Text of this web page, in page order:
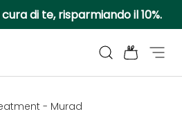
di te, risparmiando il 10%.
Cerca Borsa
- Murad